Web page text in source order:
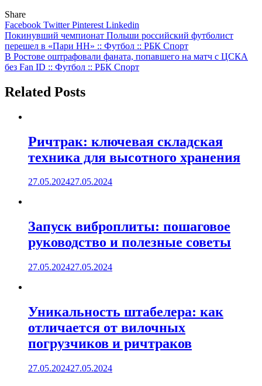
Share
Facebook TwitterPinterest Linkedin
Навигация
по
записям
Покинувший чемпионат Польши российский футболист
перешел в «Пари НН» :: Футбол :: РБК Спорт
В Ростове оштрафовали фаната, попавшего на матч с ЦСКА
без Fan ID :: Футбол :: РБК Спорт
Related Posts
Ричтрак: ключевая складская
техника для высотного хранения
27.05.202427.05.2024
Запуск виброплиты: пошаговое
руководство и полезные советы
27.05.202427.05.2024
Уникальность штабелера: как
отличается от вилочных
погрузчиков и ричтраков
27.05.202427.05.2024